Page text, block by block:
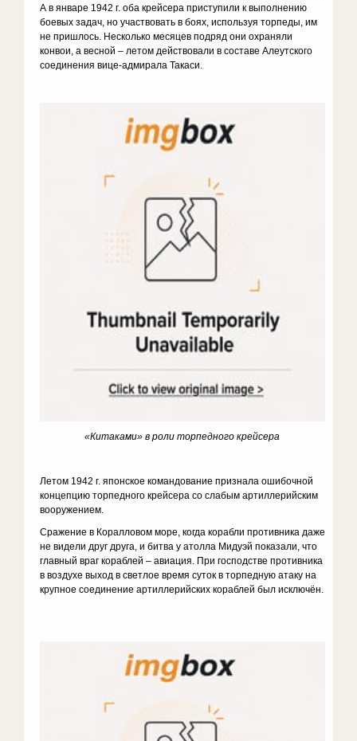
А в январе 1942 г. оба крейсера приступили к выполнению
боевых задач, но участвовать в боях, используя торпеды, им
не пришлось. Несколько месяцев подряд они охраняли
конвои, а весной – летом действовали в составе Алеутского
соединения вице-адмирала Такаси.
«Китаками» в роли торпедного крейсера
Летом 1942 г. японское командование признала ошибочной
концепцию торпедного крейсера со слабым артиллерийским
вооружением.
Сражение в Коралловом море, когда корабли противника даже
не видели друг друга, и битва у атолла Мидуэй показали, что
главный враг кораблей – авиация. При господстве противника
в воздухе выход в светлое время суток в торпедную атаку на
крупное соединение артиллерийских кораблей был исключён.